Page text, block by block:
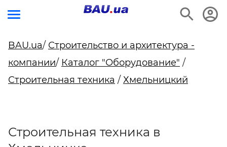
BAU.ua/ Строительство и архитектура -
компании/ Каталог "Оборудование" /
Строительная техника / Хмельницкий
Строительная техника в